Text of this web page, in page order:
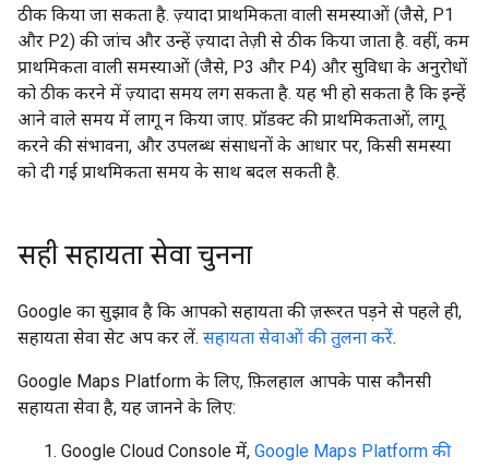
ठीक किया जा सकता है. ज़्यादा प्राथमिकता वाली समस्याओं (जैसे, P1
और P2) की जांच और उन्हें ज़्यादा तेज़ी से ठीक किया जाता है. वहीं, कम
प्राथमिकता वाली समस्याओं (जैसे, P3 और P4) और सुविधा के अनुरोधों
को ठीक करने में ज़्यादा समय लग सकता है. यह भी हो सकता है कि इन्हें
आने वाले समय में लागू न किया जाए. प्रॉडक्ट की प्राथमिकताओं, लागू
करने की संभावना, और उपलब्ध संसाधनों के आधार पर, किसी समस्या
को दी गई प्राथमिकता समय के साथ बदल सकती है.
सही सहायता सेवा चुनना
Google का सुझाव है कि आपको सहायता की ज़रूरत पड़ने से पहले ही,
सहायता सेवा सेट अप कर लें. सहायता सेवाओं की तुलना करें.
Google Maps Platform के लिए, फ़िलहाल आपके पास कौनसी
सहायता सेवा है, यह जानने के लिए:
Google Cloud Console में, Google Maps Platform की